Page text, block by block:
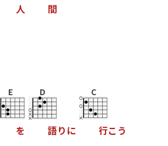
人 間
E
を
D
語り に
C
行こ う